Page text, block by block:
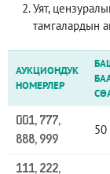
Уят,
тамгалардын
АУКЦИОНДУК
НОМЕРЛЕР
001, 777,
888, 999
50
111, 222,